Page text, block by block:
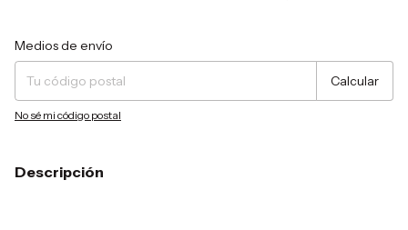
Entregas para el CP:
Medios de envío
Calcular
No sé mi código postal
Descripción